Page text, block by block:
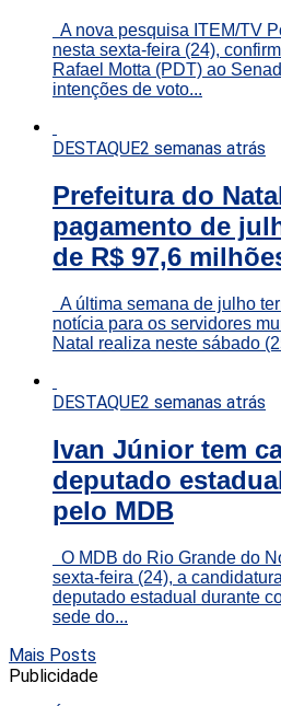
A nova pesquisa ITEM/TV
nesta sexta-feira (24),
Rafael Motta (PDT) ao
intenções de voto...
DESTAQUE2 semanas atrás
Prefeitura do
pagamento de
de R$ 97,6
A última semana de julho
notícia para os servidores
Natal realiza neste sábado
DESTAQUE2 semanas atrás
Ivan Júnior tem
deputado
pelo MDB
O MDB do Rio Grande do
sexta-feira (24), a
deputado estadual durante
sede do...
Mais Posts
Publicidade